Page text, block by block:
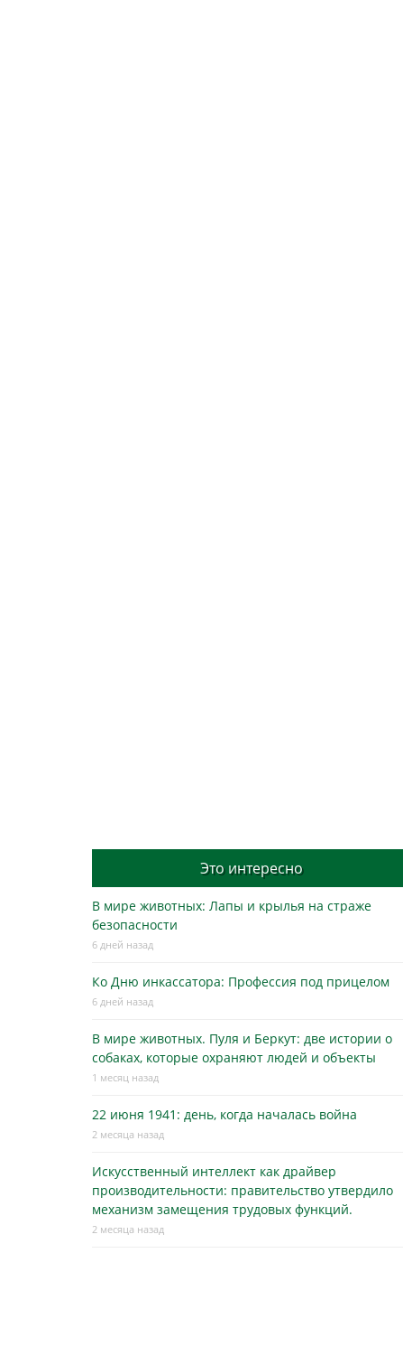
Это интересно
В мире животных: Лапы и крылья на страже
безопасности
6 дней назад
Ко Дню инкассатора: Профессия под прицелом
6 дней назад
В мире животных. Пуля и Беркут: две истории о
собаках, которые охраняют людей и объекты
1 месяц назад
22 июня 1941: день, когда началась война
2 месяца назад
Искусственный интеллект как драйвер
производительности: правительство утвердило
механизм замещения трудовых функций.
2 месяца назад